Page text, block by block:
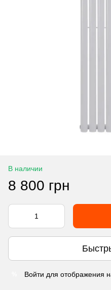
В наличии
8 800 грн
Войти для отображения